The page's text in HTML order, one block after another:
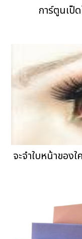
การ์ตูนเป็
จะจำใบหน้าของ